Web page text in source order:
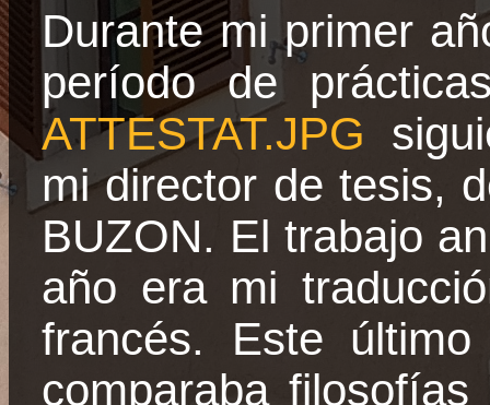
Durante mi primer
período de
ATTESTAT.JPG
mi director de tesis,
BUZON. El trabajo
año era mi
francés. Este
comparaba